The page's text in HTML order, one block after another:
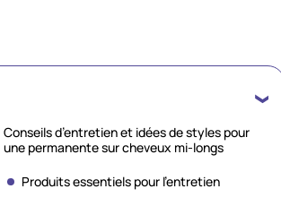
Conseils d’entretien et idées de styles pour
une permanente sur cheveux mi-longs
Produits essentiels pour l’entretien